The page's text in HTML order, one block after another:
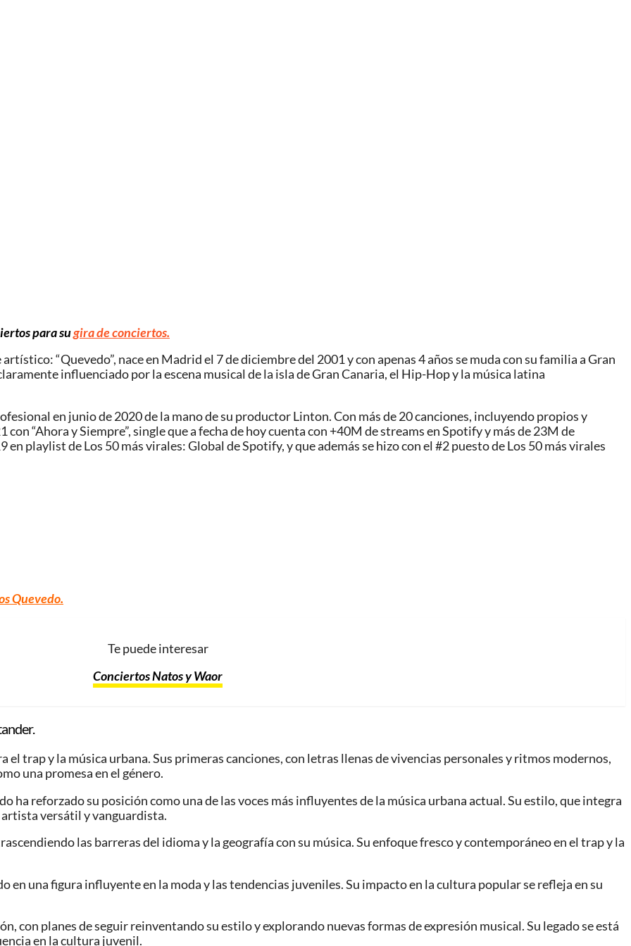
para sugira de conciertos.
“Quevedo”, nace en Madrid el 7 de diciembre del 2001 y con apenas 4 años se muda con su familia a Gran
influenciado por la escena musical de la isla de Gran Canaria, el Hip-Hop y la música latina
en junio de 2020 de la mano de su productor Linton. Con más de 20 canciones, incluyendo propios y
“Ahora y Siempre”, single que a fecha de hoy cuenta con +40M de streams en Spotify y más de 23M de
playlist de Los 50 más virales: Global de Spotify, y que además se hizo con el #2 puesto de Los 50 más virales
Quevedo.
Te puede interesar
Conciertos Natos y Waor
trap y la música urbana. Sus primeras canciones, con letras llenas de vivencias personales y ritmos modernos,
una promesa en el género.
ha reforzado su posición como una de las voces más influyentes de la música urbana actual. Su estilo, que integra
versátil y vanguardista.
las barreras del idioma y la geografía con su música. Su enfoque fresco y contemporáneo en el trap y la
en una figura influyente en la moda y las tendencias juveniles. Su impacto en la cultura popular se refleja en su
con planes de seguir reinventando su estilo y explorando nuevas formas de expresión musical. Su legado se está
en la cultura juvenil.